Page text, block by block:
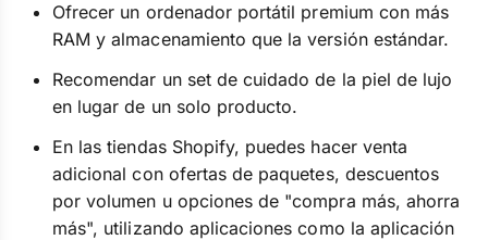
Ofrecer un ordenador portátil premium con más
RAM y almacenamiento que la versión estándar.
Recomendar un set de cuidado de la piel de lujo
en lugar de un solo producto.
En las tiendas Shopify, puedes hacer venta
adicional con ofertas de paquetes, descuentos
por volumen u opciones de "compra más, ahorra
más", utilizando aplicaciones como la aplicación